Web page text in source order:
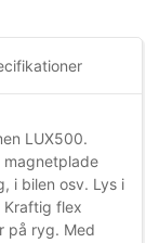
LUX500.
magnetplade
i bilen osv. Lys i
flex
på ryg. Med